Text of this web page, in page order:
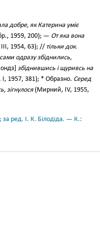
добре, як Катерина уміє
1959, 200); — От яка вона
1954, 63); // тільки док.
одразу збіднились,
збіднившись і щуривсь на
І, 1957, 381); * Образно. Серед
зігнулося (Мирний, IV, 1955,
за ред. І. К. Білодіда. — К.: